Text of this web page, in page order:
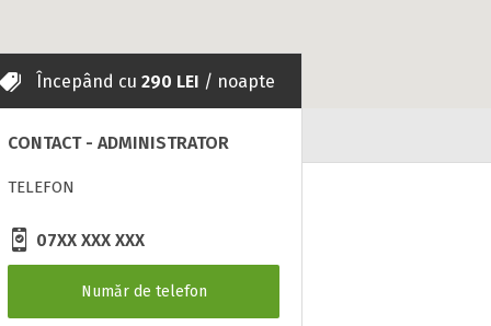
Începând cu 290 LEI / noapte
CONTACT - ADMINISTRATOR
TELEFON
07XX XXX XXX
Număr de telefon